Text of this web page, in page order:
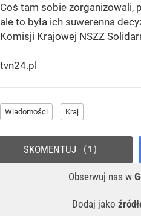
Coś tam sobie zorganizowali,
ale to była ich suwerenna
Komisji Krajowej NSZZ
tvn24.pl
Wiadomości Kraj
Obserwuj nas w
Dodaj jako
SKOMENTUJ 1